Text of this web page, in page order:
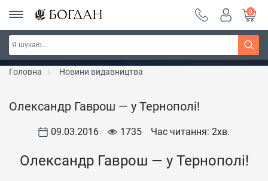
РОЗПРОДАЖ ~ 150 грн ~ 200 грн ~ 250 грн ~
300 грн ~ РОЗПРОДАЖ
Дізнатись більше
0
Головна Новини видавництва
Олександр Гаврош — у Тернополі!
09.03.2016 1735 Час читання: 2хв.
Олександр Гаврош — у Тернополі!